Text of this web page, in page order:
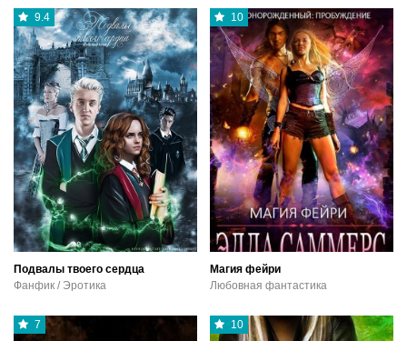
9.4
Подвалы твоего сердца
Фанфик / Эротика
10
Магия фейри
Любовная фантастика
7 10